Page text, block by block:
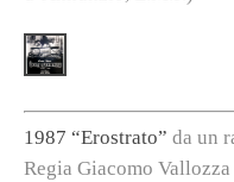
1987 “Erostrato” da un
Regia Giacomo Vallozza